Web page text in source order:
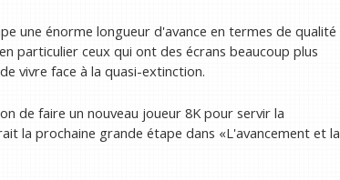
une énorme longueur d'avance en termes de qualité
particulier ceux qui ont des écrans beaucoup plus
vivre face à la quasi-extinction.
de faire un nouveau joueur 8K pour servir la
la prochaine grande étape dans «L'avancement et la